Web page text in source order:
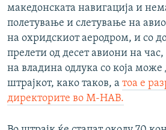
македонската навигација и
полетување и слетување на
на охридскиот аеродром, и со
прелети од десет авиони на
на владина одлука со која
штрајкот, како таков, а тоа е
директорите во М-НАВ.